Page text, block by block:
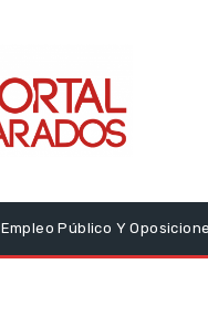
Empleo Público Y